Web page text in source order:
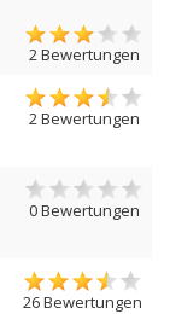
2 Bewertungen
2 Bewertungen
0 Bewertungen
26 Bewertungen